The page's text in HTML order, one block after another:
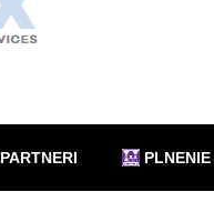
PARTNERI PLNENIE